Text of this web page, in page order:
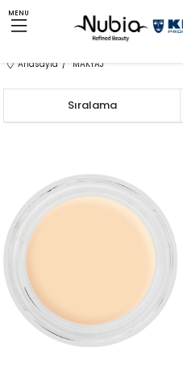
MENU
Anasayfa MAKYAJ
Sıralama